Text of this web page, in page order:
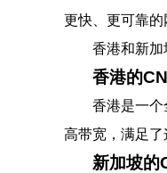
更快、更可靠的
香港和新加
香港的
香港是一
高带宽，满足了
新加坡的